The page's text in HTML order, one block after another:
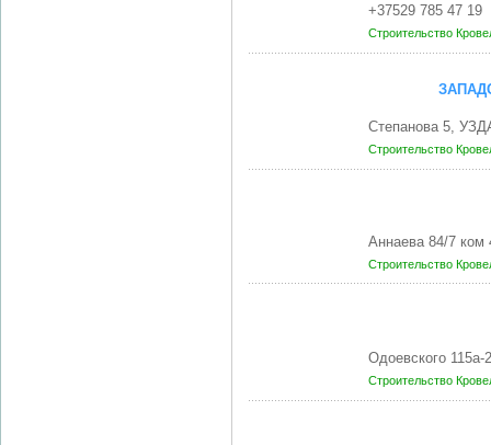
+37529 785 47 19
Строительство
Степанова 5,
Строительство
Аннаева 84/7
Строительство
Одоевского
Строительство